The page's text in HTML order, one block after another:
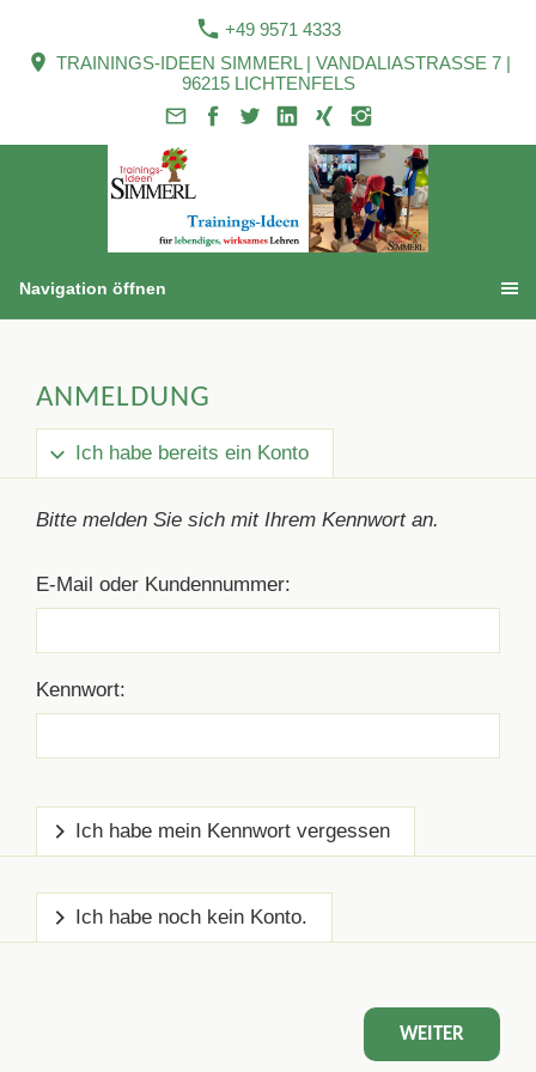
+49 9571 4333
TRAININGS-IDEEN SIMMERL | VANDALIASTRASSE 7 |
96215 LICHTENFELS
Navigation öffnen
ANMELDUNG
Ich habe bereits ein Konto
Bitte melden Sie sich mit Ihrem Kennwort an.
E-Mail oder Kundennummer:
Kennwort:
Ich habe mein Kennwort vergessen
Ich habe noch kein Konto.